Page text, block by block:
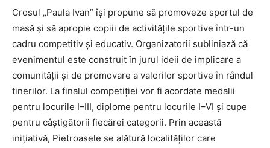
Crosul „Paula Ivan” își propune să promoveze sportul de
masă și să apropie copiii de activitățile sportive într-un
cadru competitiv și educativ. Organizatorii subliniază că
evenimentul este construit în jurul ideii de implicare a
comunității și de promovare a valorilor sportive în rândul
tinerilor. La finalul competiției vor fi acordate medalii
pentru locurile I–III, diplome pentru locurile I–VI și cupe
pentru câștigătorii fiecărei categorii. Prin această
inițiativă, Pietroasele se alătură localităților care